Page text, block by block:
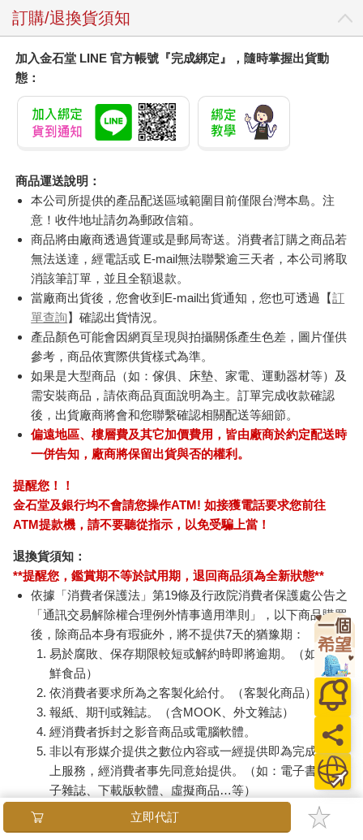
訂購/退換貨須知
加入金石堂 LINE 官方帳號『完成綁定』，隨時掌握出貨動
態：
商品運送說明：
本公司所提供的產品配送區域範圍目前僅限台灣本島。注
意！收件地址請勿為郵政信箱。
商品將由廠商透過貨運或是郵局寄送。消費者訂購之商品若
無法送達，經電話或 E-mail無法聯繫逾三天者，本公司將取
消該筆訂單，並且全額退款。
當廠商出貨後，您會收到E-mail出貨通知，您也可透過【訂
單查詢】確認出貨情況。
產品顏色可能會因網頁呈現與拍攝關係產生色差，圖片僅供
參考，商品依實際供貨樣式為準。
如果是大型商品（如：傢俱、床墊、家電、運動器材等）及
需安裝商品，請依商品頁面說明為主。訂單完成收款確認
後，出貨廠商將會和您聯繫確認相關配送等細節。
偏遠地區、樓層費及其它加價費用，皆由廠商於約定配送時
一併告知，廠商將保留出貨與否的權利。
提醒您！！
金石堂及銀行均不會請您操作ATM! 如接獲電話要求您前往
ATM提款機，請不要聽從指示，以免受騙上當！
退換貨須知：
**提醒您，鑑賞期不等於試用期，退回商品須為全新狀態**
依據「消費者保護法」第19條及行政院消費者保護處公告之
「通訊交易解除權合理例外情事適用準則」，以下商品購買
後，除商品本身有瑕疵外，將不提供7天的猶豫期：
易於腐敗、保存期限較短或解約時即將逾期。（如：生
鮮食品）
依消費者要求所為之客製化給付。（客製化商品）
報紙、期刊或雜誌。（含MOOK、外文雜誌）
經消費者拆封之影音商品或電腦軟體。
非以有形媒介提供之數位內容或一經提供即為完成之線
上服務，經消費者事先同意始提供。（如：電子書、電
子雜誌、下載版軟體、虛擬商品…等）
已拆封之個人衛生用品。（如：內衣褲、刮鬍刀、除毛
立即代訂